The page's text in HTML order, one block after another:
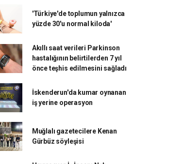
'Türkiye'de toplumun yalnızca
yüzde 30'u normal kiloda'
Akıllı saat verileri Parkinson
hastalığının belirtilerden 7 yıl
önce teşhis edilmesini sağladı
İskenderun'da kumar oynanan
iş yerine operasyon
Muğlalı gazetecilere Kenan
Gürbüz söyleşisi